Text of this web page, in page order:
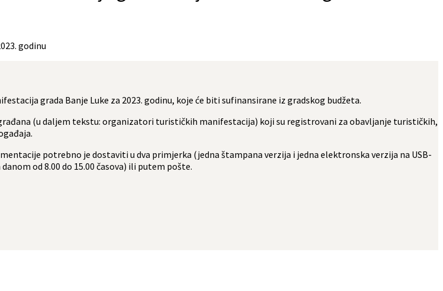
godinu
grada Banje Luke za 2023. godinu, koje će biti sufinansirane iz gradskog budžeta.
(u daljem tekstu: organizatori turističkih manifestacija) koji su registrovani za obavljanje turističkih,
potrebno je dostaviti u dva primjerka (jedna štampana verzija i jedna elektronska verzija na USB-
od 8.00 do 15.00 časova) ili putem pošte.